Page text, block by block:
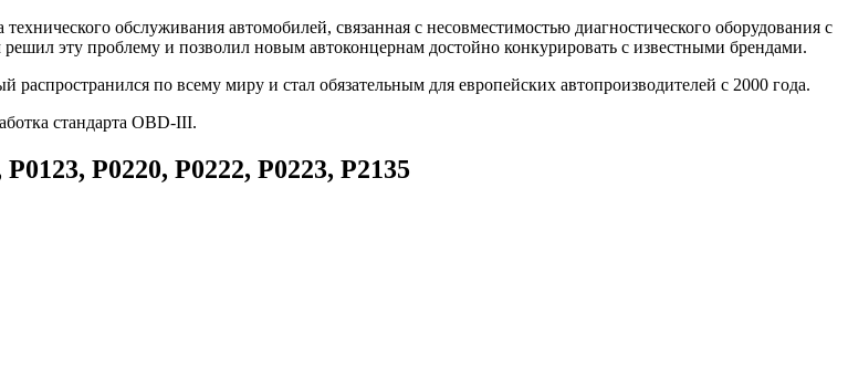
обслуживания автомобилей, связанная с несовместимостью диагностического оборудования с
эту проблему и позволил новым автоконцернам достойно конкурировать с известными брендами.
по всему миру и стал обязательным для европейских автопроизводителей с 2000 года.
стандарта OBD-III.
P0220, P0222, P0223, P2135